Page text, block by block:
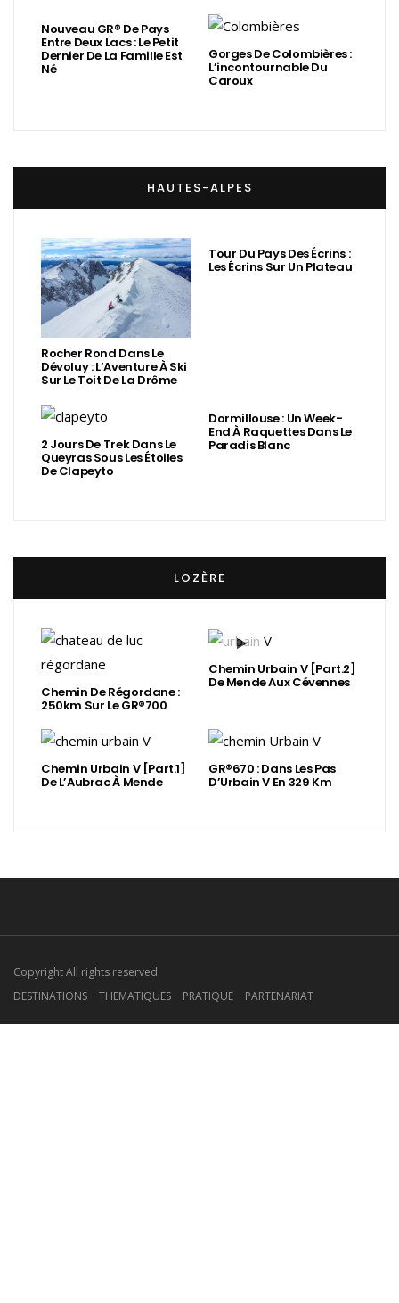
Nouveau GR® De Pays
Entre Deux Lacs : Le Petit
Dernier De La Famille Est
Né
Gorges De Colombières :
L’incontournable Du
Caroux
HAUTES-ALPES
Rocher Rond Dans Le
Dévoluy : L’Aventure À Ski
Sur Le Toit De La Drôme
Tour Du Pays Des Écrins :
Les Écrins Sur Un Plateau
2 Jours De Trek Dans Le
Queyras Sous Les Étoiles
De Clapeyto
Dormillouse : Un Week-
End À Raquettes Dans Le
Paradis Blanc
LOZÈRE
Chemin De Régordane :
250km Sur Le GR®700
Chemin Urbain V [Part.2]
De Mende Aux Cévennes
Chemin Urbain V [Part.1]
De L’Aubrac À Mende
GR®670 : Dans Les Pas
D’Urbain V En 329 Km
Copyright All rights reserved
DESTINATIONS
THEMATIQUES PRATIQUE PARTENARIAT